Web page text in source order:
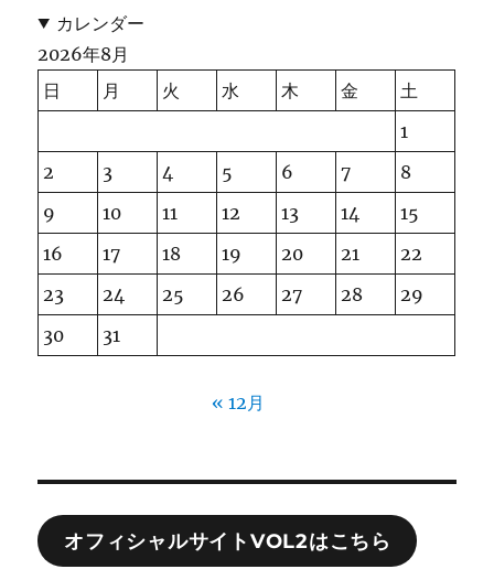
カレンダー
2026年8月
日
月 火 水 木 金
土
1
2
3 4 5 6 7
8
9
10 11 12 13 14
15
16
17 18 19 20 21
22
23
24 25 26 27 28
29
30
31
« 12月
オフィシャルサイトVOL2はこちら